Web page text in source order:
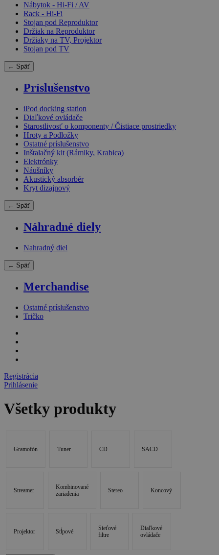
Nábytok - Hi-Fi / AV
Rack - Hi-Fi
Stojan pod Reproduktor
Držiak na Reproduktor
Držiaky na TV, Projektor
Stojan pod TV
← Späť
Príslušenstvo
iPod docking station
Diaľkové ovládače
Starostlivosť o komponenty / Čistiace prostriedky
Hroty a Podložky
Ostatné príslušenstvo
Inštalačný kit (Rámiky, Krabica)
Elektrónky
Náušníky
Akustický absorbér
Kryt dizajnový
← Späť
Náhradné diely
Nahradný diel
← Späť
Merchandise
Ostatné príslušenstvo
Tričko
Registrácia
Prihlásenie
Všetky produkty
Gramofón Tuner CD SACD
Streamer
Kombinované
zariadenia
Stereo Koncový
Projektor Stĺpové
Sieťové
filtre
Diaľkové
ovládače